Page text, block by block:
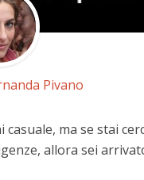
Pivano
ma se stai
allora sei